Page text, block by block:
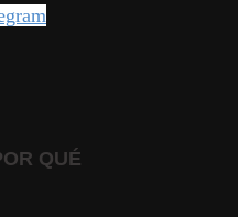
QUÉ